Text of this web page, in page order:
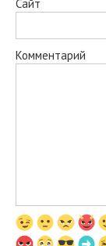
Сайт
Комментарий